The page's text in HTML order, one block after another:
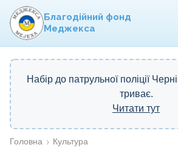
Благодійний фонд
Меджекса
Набір до патрульної поліції
триває.
Читати тут
Головна Культура